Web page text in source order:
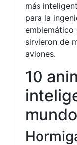
más
para la
emblemático
sirvieron de
aviones.
10
mundo